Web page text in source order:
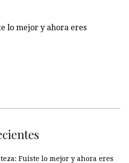
lo mejor y ahora eres
Fuiste lo mejor y ahora eres